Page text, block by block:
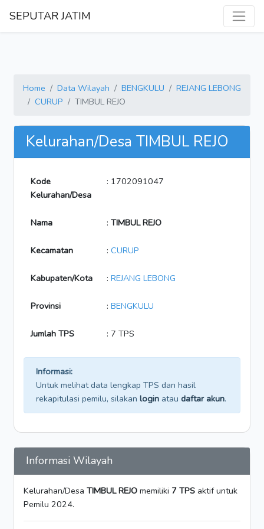
SEPUTAR JATIM
Home Data Wilayah BENGKULU
REJANG LEBONG
CURUP
TIMBUL REJO
Kelurahan/Desa TIMBUL REJO
Kode
Kelurahan/Desa
: 1702091047
Nama : TIMBUL REJO
Kecamatan : CURUP
Kabupaten/Kota : REJANG LEBONG
Provinsi : BENGKULU
Jumlah TPS : 7 TPS
Informasi:
Untuk melihat data lengkap TPS dan hasil
rekapitulasi pemilu, silakan login atau daftar akun.
Informasi Wilayah
Kelurahan/Desa TIMBUL REJO memiliki 7 TPS aktif untuk
Pemilu 2024.